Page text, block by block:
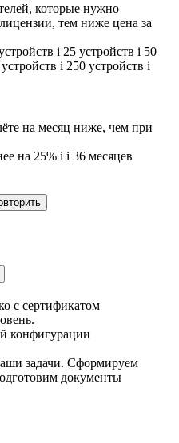
которые нужно
тем ниже цена за
i 25 устройств i 50
i 250 устройств i
на месяц ниже, чем при
на 25% i i 36 месяцев
с сертификатом
конфигурации
задачи. Сформируем
документы